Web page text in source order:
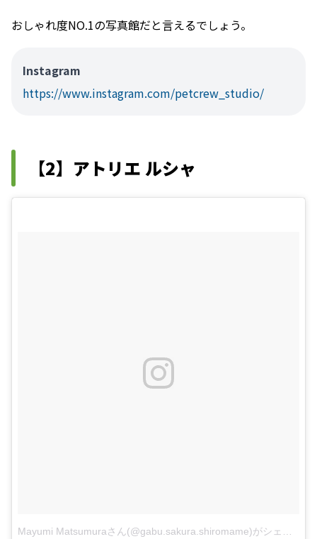
おしゃれ度NO.1の写真館だと言えるでしょう。
Instagram
https://www.instagram.com/petcrew_studio/
【2】アトリエ ルシャ